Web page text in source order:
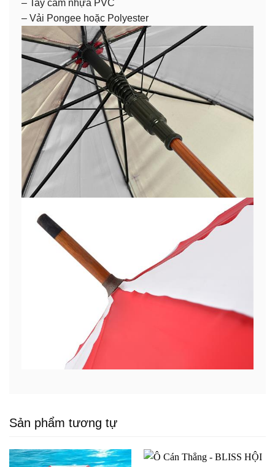
– Tay cầm nhựa PVC
– Vải Pongee hoặc Polyester
Sản phẩm tương tự